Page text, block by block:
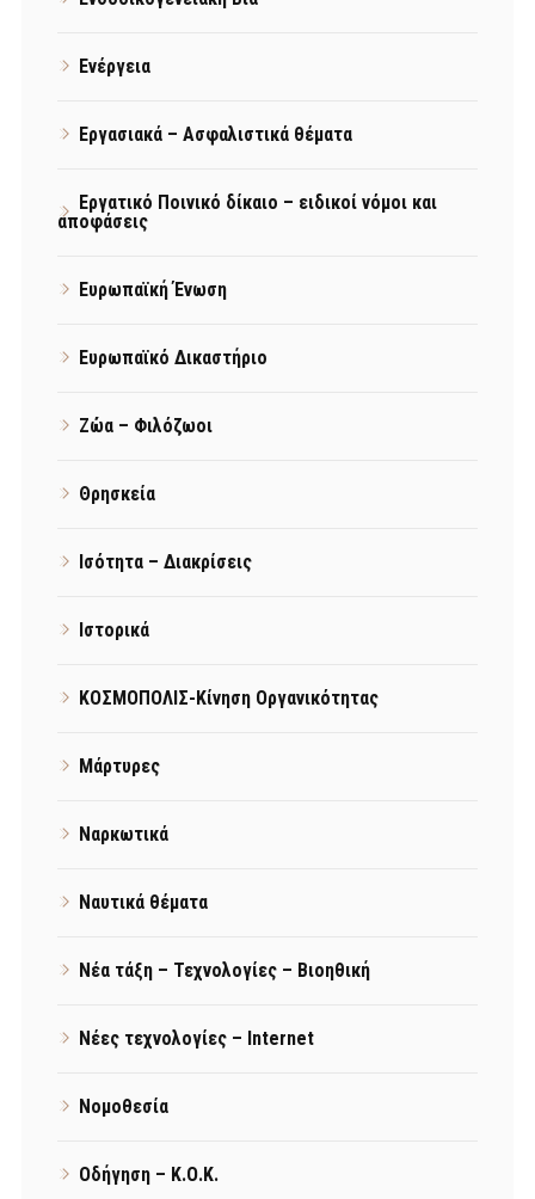
Ενέργεια
Εργασιακά – Ασφαλιστικά θέματα
Εργατικό Ποινικό δίκαιο – ειδικοί νόμοι και
αποφάσεις
Ευρωπαϊκή Ένωση
Ευρωπαϊκό Δικαστήριο
Ζώα – Φιλόζωοι
Θρησκεία
Ισότητα – Διακρίσεις
Ιστορικά
ΚΟΣΜΟΠΟΛΙΣ-Κίνηση Οργανικότητας
Μάρτυρες
Ναρκωτικά
Ναυτικά θέματα
Νέα τάξη – Τεχνολογίες – Βιοηθική
Νέες τεχνολογίες – Internet
Νομοθεσία
Οδήγηση – Κ.Ο.Κ.